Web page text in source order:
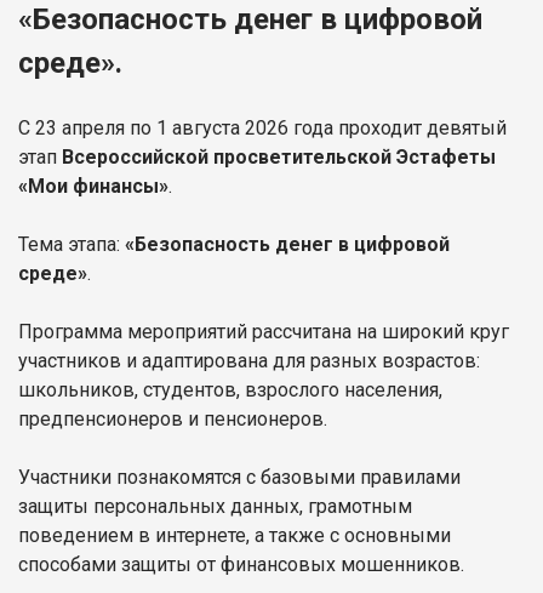
«Безопасность денег в цифровой
среде».
С 23 апреля по 1 августа 2026 года проходит девятый
этап Всероссийской просветительской Эстафеты
«Мои финансы».
Тема этапа: «Безопасность денег в цифровой
среде».
Программа мероприятий рассчитана на широкий круг
участников и адаптирована для разных возрастов:
школьников, студентов, взрослого населения,
предпенсионеров и пенсионеров.
Участники познакомятся с базовыми правилами
защиты персональных данных, грамотным
поведением в интернете, а также с основными
способами защиты от финансовых мошенников.